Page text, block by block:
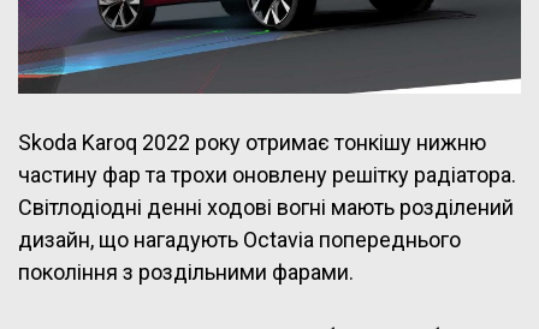
Skoda Karoq 2022 року отримає тонкішу нижню
частину фар та трохи оновлену решітку радіатора.
Світлодіодні денні ходові вогні мають розділений
дизайн, що нагадують Octavia попереднього
покоління з роздільними фарами.